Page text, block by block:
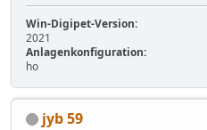
Win-Digipet-Version:
2021
Anlagenkonfiguration:
ho
jyb 59